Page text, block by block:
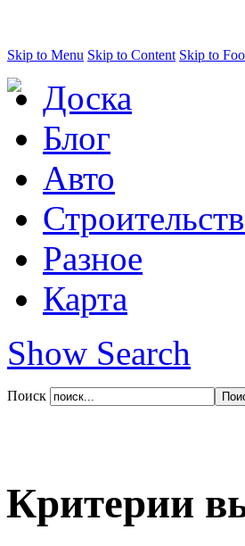
Skip to Menu Skip to Content Skip to
Доска
Блог
Авто
Разное
Карта
Show Search
Поиск
Критерии